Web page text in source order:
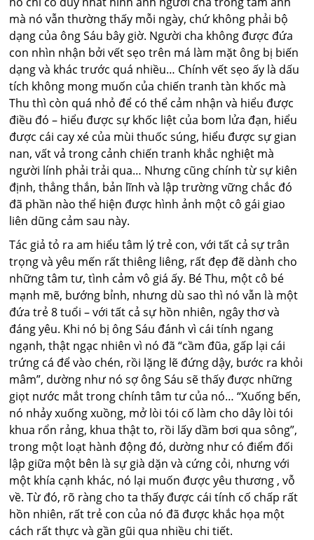
mà nó vẫn thường thấy mỗi ngày, chứ không phải bộ
dạng của ông Sáu bây giờ. Người cha không được đứa
con nhìn nhận bởi vết sẹo trên má làm mặt ông bị biến
dạng và khác trước quá nhiều… Chính vết sẹo ấy là dấu
tích không mong muốn của chiến tranh tàn khốc mà
Thu thì còn quá nhỏ để có thể cảm nhận và hiểu được
điều đó – hiểu được sự khốc liệt của bom lửa đạn, hiểu
được cái cay xé của mùi thuốc súng, hiểu được sự gian
nan, vất vả trong cảnh chiến tranh khắc nghiệt mà
người lính phải trải qua… Nhưng cũng chính từ sự kiên
định, thẳng thắn, bản lĩnh và lập trường vững chắc đó
đã phần nào thể hiện được hình ảnh một cô gái giao
liên dũng cảm sau này.
Tác giả tỏ ra am hiểu tâm lý trẻ con, với tất cả sự trân
trọng và yêu mến rất thiêng liêng, rất đẹp đẽ dành cho
những tâm tư, tình cảm vô giá ấy. Bé Thu, một cô bé
mạnh mẽ, bướng bỉnh, nhưng dù sao thì nó vẫn là một
đứa trẻ 8 tuổi – với tất cả sự hồn nhiên, ngây thơ và
đáng yêu. Khi nó bị ông Sáu đánh vì cái tính ngang
ngạnh, thật ngạc nhiên vì nó đã “cầm đũa, gấp lại cái
trứng cá để vào chén, rồi lặng lẽ đứng dậy, bước ra khỏi
mâm”, dường như nó sợ ông Sáu sẽ thấy được những
giọt nước mắt trong chính tâm tư của nó… “Xuống bến,
nó nhảy xuống xuồng, mở lòi tói cố làm cho dây lòi tói
khua rổn rảng, khua thật to, rồi lấy dầm bơi qua sông”,
trong một loạt hành động đó, dường như có điểm đối
lập giữa một bên là sự già dặn và cứng cỏi, nhưng với
một khía cạnh khác, nó lại muốn được yêu thương , vỗ
về. Từ đó, rõ ràng cho ta thấy được cái tính cố chấp rất
hồn nhiên, rất trẻ con của nó đã được khắc họa một
cách rất thực và gần gũi qua nhiều chi tiết.